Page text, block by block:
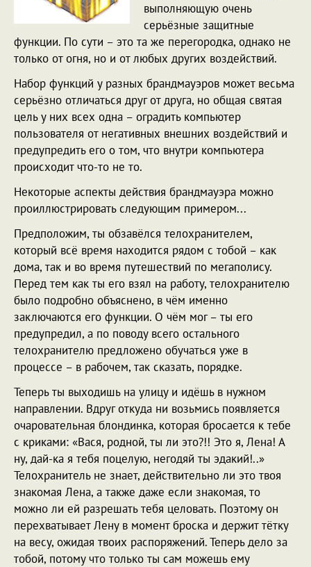
выполняющую очень
серьёзные защитные
функции. По сути – это та же перегородка, однако не
только от огня, но и от любых других воздействий.
Набор функций у разных брандмауэров может весьма
серьёзно отличаться друг от друга, но общая святая
цель у них всех одна – оградить компьютер
пользователя от негативных внешних воздействий и
предупредить его о том, что внутри компьютера
происходит что-то не то.
Некоторые аспекты действия брандмауэра можно
проиллюстрировать следующим примером...
Предположим, ты обзавёлся телохранителем,
который всё время находится рядом с тобой – как
дома, так и во время путешествий по мегаполису.
Перед тем как ты его взял на работу, телохранителю
было подробно объяснено, в чём именно
заключаются его функции. О чём мог – ты его
предупредил, а по поводу всего остального
телохранителю предложено обучаться уже в
процессе – в рабочем, так сказать, порядке.
Теперь ты выходишь на улицу и идёшь в нужном
направлении. Вдруг откуда ни возьмись появляется
очаровательная блондинка, которая бросается к тебе
с криками: «Вася, родной, ты ли это?!! Это я, Лена! А
ну, дай-ка я тебя поцелую, негодяй ты эдакий!..»
Телохранитель не знает, действительно ли это твоя
знакомая Лена, а также даже если знакомая, то
можно ли ей разрешать тебя целовать. Поэтому он
перехватывает Лену в момент броска и держит тётку
на весу, ожидая твоих распоряжений. Теперь дело за
тобой, потому что только ты сам можешь ему